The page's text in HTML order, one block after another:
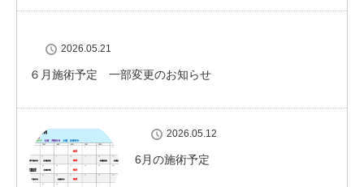
2026.05.21
６月施術予定 一部変更のお知らせ
2026.05.12
6月の施術予定